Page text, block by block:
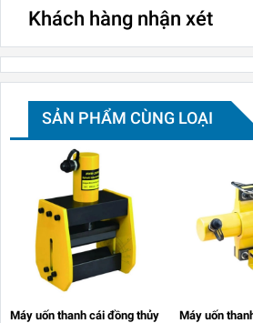
Khách hàng nhận xét
SẢN PHẨM CÙNG LOẠI
Máy uốn thanh cái đồng thủy
Máy uốn